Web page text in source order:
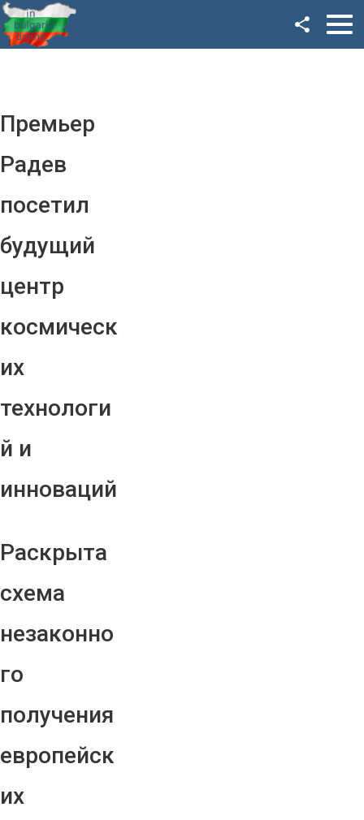
Премьер
Радев
посетил
будущий
центр
космическ
их
технологи
й и
инноваций
Раскрыта
схема
незаконно
го
получения
европейск
их